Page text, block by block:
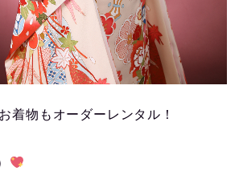
着物もオーダーレンタル！